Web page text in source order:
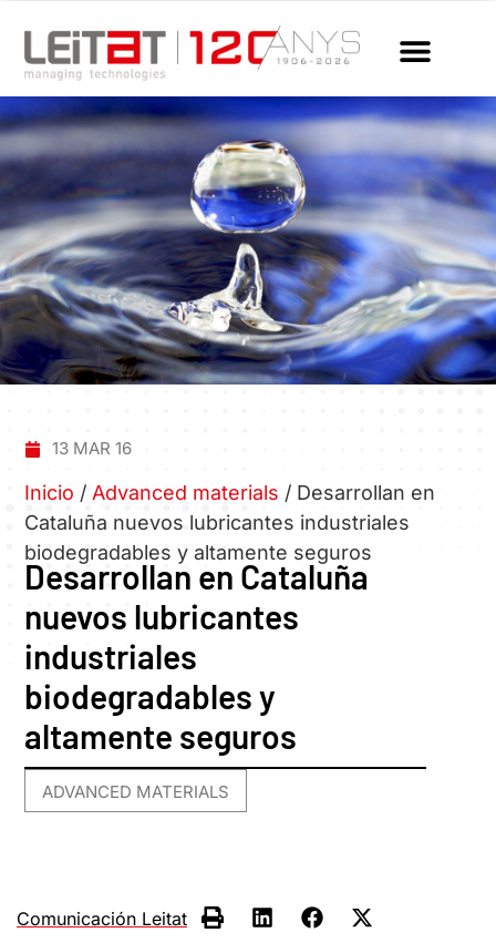
13 MAR 16
Inicio / Advanced materials / Desarrollan en
Cataluña nuevos lubricantes industriales
biodegradables y altamente seguros
Desarrollan en Cataluña
nuevos lubricantes
industriales
biodegradables y
altamente seguros
ADVANCED MATERIALS
Comunicación Leitat